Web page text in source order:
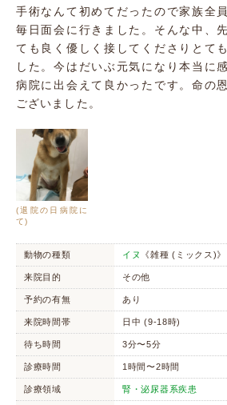
手術なんて初めてだったので家族全
毎日面会に行きました。そんな中、
ても良く優しく接してくださりとて
した。今はだいぶ元気になり本当に
病院に出会えて良かったです。命の
ございました。
(退院の日病院に
て)
動物の種類 イヌ 《雑種 (ミックス)》
来院目的 その他
予約の有無 あり
来院時間帯 日中 (9-18時)
待ち時間 3分〜5分
診療時間 1時間〜2時間
診療領域 腎・泌尿器系疾患